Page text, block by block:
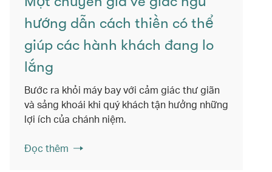
hướng dẫn cách thiền có thể
giúp các hành khách đang lo
lắng
Bước ra khỏi máy bay với cảm giác thư giãn
và sảng khoái khi quý khách tận hưởng những
lợi ích của chánh niệm.
Đọc thêm